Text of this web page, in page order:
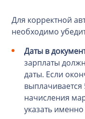
Для корректной
необходимо
Даты в
зарплаты
даты. Если
выплачивается
начисления
указать